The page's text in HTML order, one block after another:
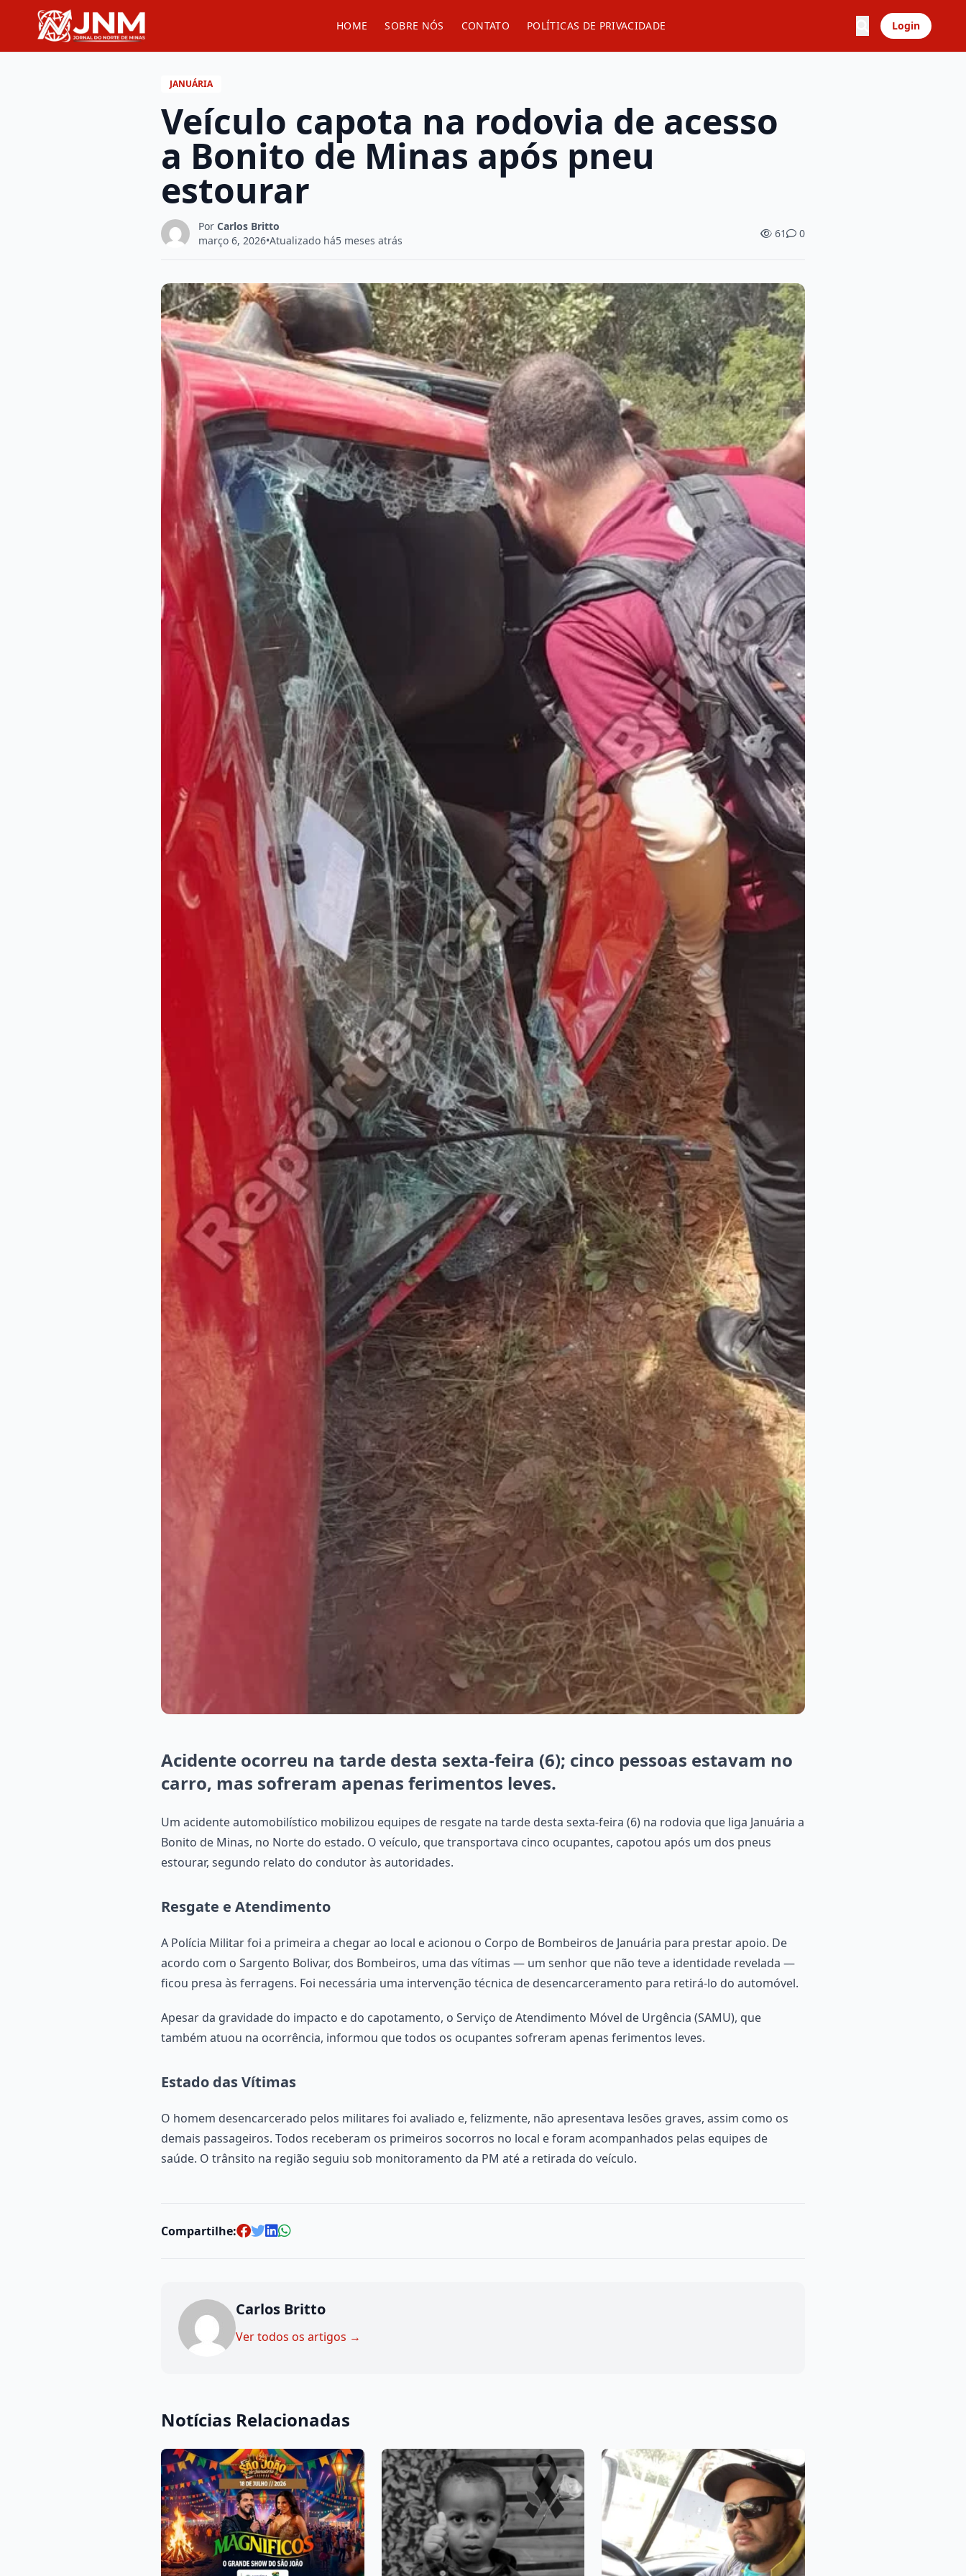
HOME SOBRE NÓS CONTATO POLÍTICAS DE PRIVACIDADE Login
JANUÁRIA
Veículo capota na rodovia de acesso
a Bonito de Minas após pneu
estourar
Por Carlos Britto
março 6, 2026•Atualizado há5 meses atrás
61 0
Acidente ocorreu na tarde desta sexta-feira (6); cinco pessoas estavam no
carro, mas sofreram apenas ferimentos leves.
Um acidente automobilístico mobilizou equipes de resgate na tarde desta sexta-feira (6) na rodovia que liga Januária a
Bonito de Minas, no Norte do estado. O veículo, que transportava cinco ocupantes, capotou após um dos pneus
estourar, segundo relato do condutor às autoridades.
Resgate e Atendimento
A Polícia Militar foi a primeira a chegar ao local e acionou o Corpo de Bombeiros de Januária para prestar apoio. De
acordo com o Sargento Bolivar, dos Bombeiros, uma das vítimas — um senhor que não teve a identidade revelada —
ficou presa às ferragens. Foi necessária uma intervenção técnica de desencarceramento para retirá-lo do automóvel.
Apesar da gravidade do impacto e do capotamento, o Serviço de Atendimento Móvel de Urgência (SAMU), que
também atuou na ocorrência, informou que todos os ocupantes sofreram apenas ferimentos leves.
Estado das Vítimas
O homem desencarcerado pelos militares foi avaliado e, felizmente, não apresentava lesões graves, assim como os
demais passageiros. Todos receberam os primeiros socorros no local e foram acompanhados pelas equipes de
saúde. O trânsito na região seguiu sob monitoramento da PM até a retirada do veículo.
Compartilhe:
Carlos Britto
Ver todos os artigos →
Notícias Relacionadas